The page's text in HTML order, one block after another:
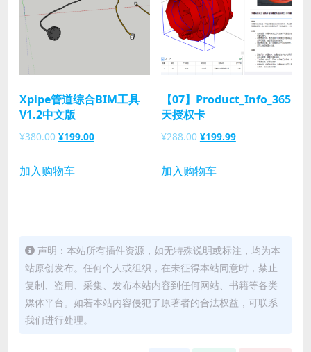
Xpipe管道综合BIM工具
V1.2中文版
¥380.00 原
为：
¥199.00当
加入购物车
【07】Product_Info_365
天授权卡
¥288.00 原
为：
¥199.99当
加入购物车
声明：本站所有插件资源，如无特殊说明或标注，均为本
站原创发布。任何个人或组织，在未征得本站同意时，禁止
复制、盗用、采集、发布本站内容到任何网站、书籍等各类
媒体平台。如若本站内容侵犯了原著者的合法权益，可联系
我们进行处理。